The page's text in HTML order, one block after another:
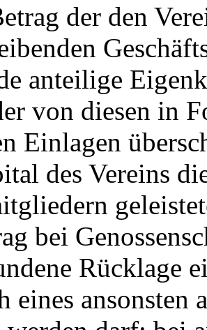
der den
anteilige
von diesen in
Einlagen
des Vereins
bei
Rücklage
eines ansonsten